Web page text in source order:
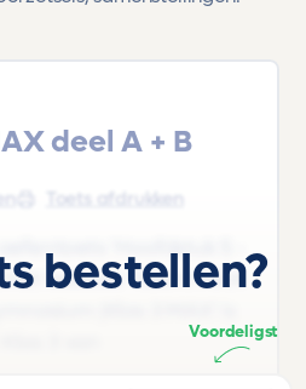
deel A + B
Toets afdrukken
'Hoofdstuk 5 -
lesboek 'Talent MAX
bestellen?
Voordeligst